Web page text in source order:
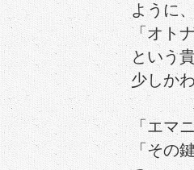
ように
「オト
という
少しか
「エマ
「その